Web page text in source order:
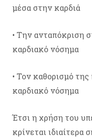
μέσα στην καρδιά
• Την ανταπόκριση
καρδιακό νόσημα
• Τον καθορισμό
καρδιακό νόσημα
Έτσι η χρήση του
κρίνεται ιδιαίτερα